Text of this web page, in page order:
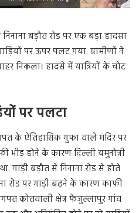
बड़ौत रोड पर एक बड़ा हादसा
पर ऊपर पलट गया. ग्रामीणों ने
निकला। हादसे में यात्रियों के चोट
पर पलटा
के ऐतिहासिक गुफा वाले मंदिर पर
होने के कारण दिल्ली यमुनोत्री
गाड़ी बड़ौत से निनाना रोड से होते
रोड पर गाड़ी बढ़ने के कारण काफी
कोतवाली क्षेत्र फैजुल्लापुर गांव